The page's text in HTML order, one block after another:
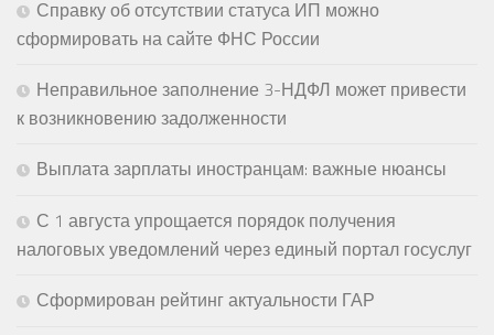
Справку об отсутствии статуса ИП можно
сформировать на сайте ФНС России
Неправильное заполнение 3-НДФЛ может привести
к возникновению задолженности
Выплата зарплаты иностранцам: важные нюансы
С 1 августа упрощается порядок получения
налоговых уведомлений через единый портал госуслуг
Сформирован рейтинг актуальности ГАР